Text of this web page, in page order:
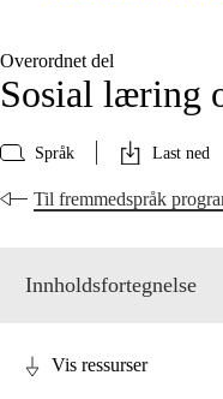
Overordnet del
Sosial læring
Språk Last ned
Til fremmedspråk
Innholdsfortegnelse
Vis ressurser